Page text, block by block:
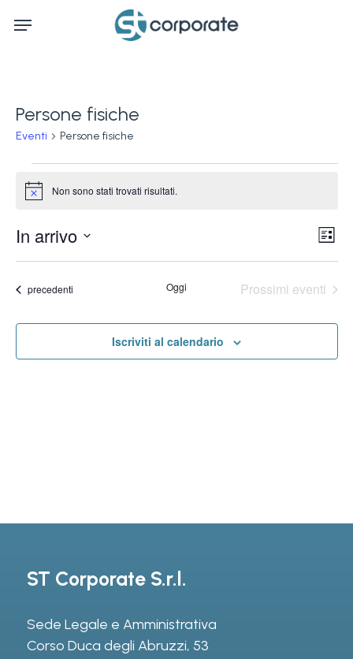
Menu
Persone fisiche
Eventi Persone fisiche
Eventi
Notice Non sono stati trovati risultati.
Lista
In arrivo
Seleziona
data.
Eventi
precedenti Oggi Prossimi eventi
Iscriviti al calendario
ST Corporate S.r.l.
Sede Legale e Amministrativa
Corso Duca degli Abruzzi, 53